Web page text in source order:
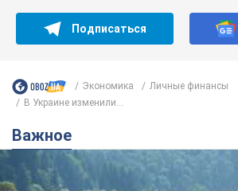
Подписаться
Экономика
Личные финансы
В Украине изменили...
Важное